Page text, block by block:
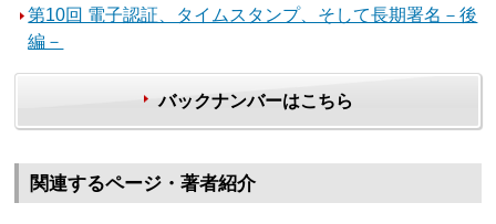
第10回 電子認証、タイムスタンプ、そして長期署名－後
編－
バックナンバーはこちら
関連するページ・著者紹介